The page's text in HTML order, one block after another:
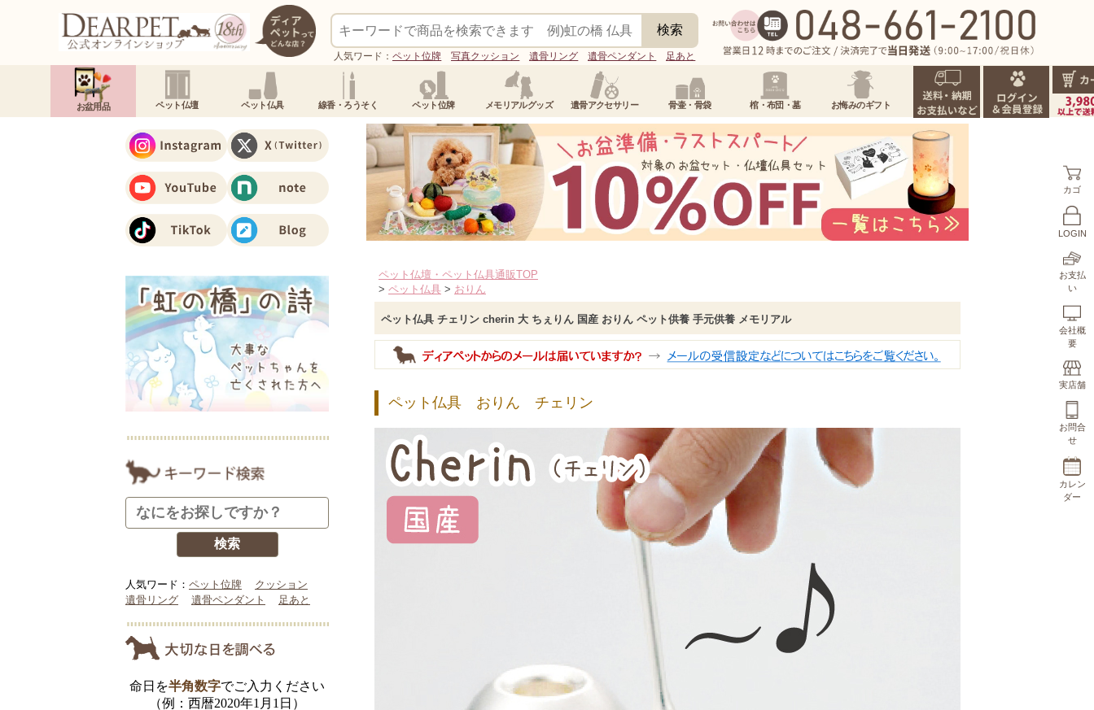
人気ワード：ペット位牌 写真クッション 遺骨リング 遺骨ペンダント 足あと
お盆用品 ペット仏壇 ペット仏具 線香・ろうそく ペット位牌 メモリアルグッズ 遺骨アクセサリー 骨壷・骨袋 棺・布団・墓 お悔みのギフト
カゴ
LOGIN
お支払
い
会社概
要
実店舗
お問合
せ
カレン
ダー
ペット仏壇・ペット仏具通販TOP
> ペット仏具 > おりん
ペット仏具 チェリン cherin 大 ちぇりん 国産 おりん ペット供養 手元供養 メモリアル
ペット仏具 おりん チェリン